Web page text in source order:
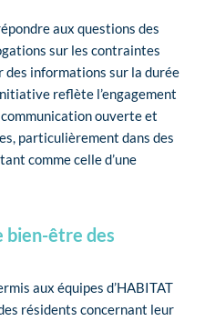
aux questions des
sur les contraintes
informations sur la durée
reflète l’engagement
ouverte et
particulièrement dans des
comme celle d’une
bien-être des
aux équipes d’HABITAT
résidents concernant leur